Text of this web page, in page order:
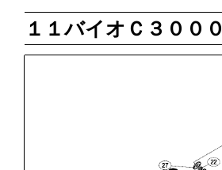
１１バイオＣ３０００